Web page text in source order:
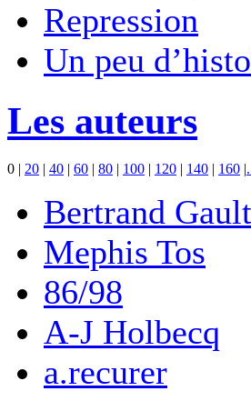
Repression
Un peu
Les auteurs
0 | 20 | 40 | 60 | 80 | 100 | 120 | 140 | 160 |
Bertrand Gault
Mephis Tos
86/98
A-J Holbecq
a.recurer